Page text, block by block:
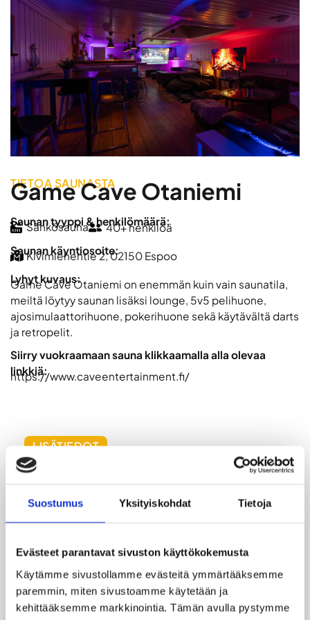
Suostumus Yksityiskohdat Tietoja
Evästeet parantavat sivuston käyttökokemusta
Käytämme sivustollamme evästeitä ymmärtääksemme
paremmin, miten sivustoamme käytetään ja
kehittääksemme markkinointia. Tämän avulla pystymme
TIETOA SAUNASTA
Game Cave Otaniemi
Saunan tyyppi & henkilömäärä:
Sähkösauna
40+ henkilöä
Saunan käyntiosoite:
Kivimiehentie 2, 02150 Espoo
Lyhyt kuvaus:
Game Cave Otaniemi on enemmän kuin vain saunatila,
meiltä löytyy saunan lisäksi lounge, 5v5 pelihuone,
ajosimulaattorihuone, pokerihuone sekä käytävältä darts
ja retropelit.
Siirry vuokraamaan sauna klikkaamalla alla olevaa
linkkiä:
https://www.caveentertainment.fi/
LISÄTIEDOT
isotkin ryhmät. Saunaan mahtuu helposti 18
henkilöä, suihkutiloista löytyy 4 erillistä suihkua
löylyjen ajaksi.
Saunatilan vuokraan sisältyy itse saunan lisäksi
pokerihuone, lounge/baari sekä pokerihuone.
Halutessanne voitte myös varata